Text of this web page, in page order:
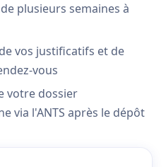
plusieurs semaines à
vos justificatifs et de
vous
votre dossier
via l'ANTS après le dépôt